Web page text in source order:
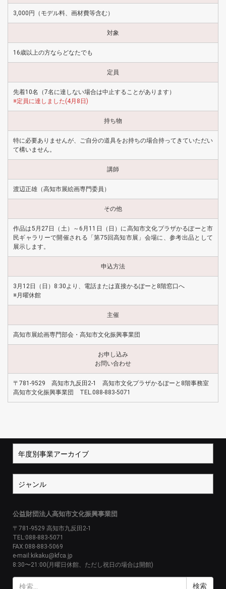
3,000円（モデル料、画材費等含む）
対象
16歳以上の方ならどなたでも
定員
先着10名（7名に達しない場合は中止することがあります）
※定員に達しました(4月8日)
持ち物
特に必要ありませんが、ご自分の道具をお持ちの場合持ってきていただい
て構いません。
講師
渡辺正雄（高知市展絵画専門委員）
その他
作品は5月27日（土）～6月11日（日）に高知市文化プラザかるぽーと市
民ギャラリーで開催される「第75回高知市展」会場に、参考出品として
展示します。
申込方法
3月12日（日）8:30より、電話または直接かるぽーと8階窓口へ
※月曜休館
主催
高知市展絵画専門部会・高知市文化振興事業団
お申し込み
お問い合わせ
〒781-9529 高知市九反田2-1 高知市文化プラザかるぽーと8階事務室
高知市文化振興事業団 TEL.088-883-5071
公益財団法人高知市文化振興事業団
〒781-9529 高知市九反田2-1
TEL:088-883-5071
FAX:088-883-5069
e-mail:kikaku@kfca.jp
8:30〜21:00(月曜日休館、ただし祝日の場合は開館)